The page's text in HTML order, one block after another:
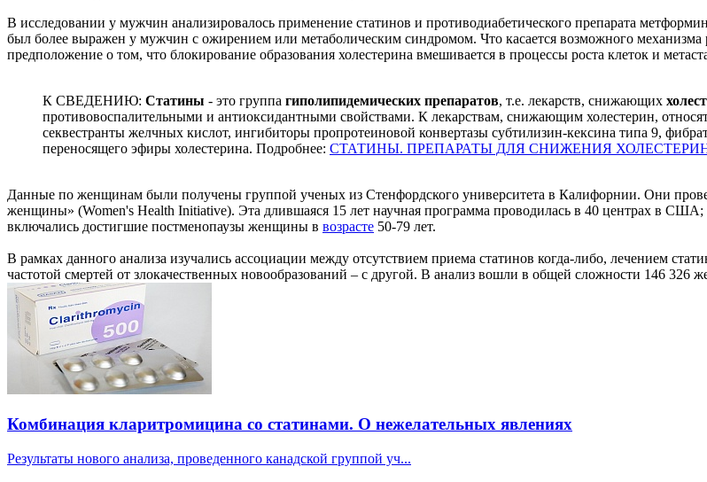
В исследовании у мужчин анализировалось применение статинов и противодиабетического препарата
был более выражен у мужчин с ожирением или метаболическим синдромом. Что касается возможного механизма
предположение о том, что блокирование образования холестерина вмешивается в процессы роста клеток и
К СВЕДЕНИЮ: Статины - это группа гиполипидемических препаратов, т.е. лекарств, снижающих
противовоспалительными и антиоксидантными свойствами. К лекарствам, снижающим холестерин,
секвестранты желчных кислот, ингибиторы пропротеиновой конвертазы субтилизин‐кексина типа 9,
переносящего эфиры холестерина. Подробнее: СТАТИНЫ. ПРЕПАРАТЫ ДЛЯ СНИЖЕНИЯ
Данные по женщинам были получены группой ученых из Стенфордского университета в Калифорнии. Они
женщины» (Women's Health Initiative). Эта длившаяся 15 лет научная программа проводилась в 40 центрах в
включались достигшие постменопаузы женщины в возрасте 50-79 лет.
В рамках данного анализа изучались ассоциации между отсутствием приема статинов когда-либо, лечением
частотой смертей от злокачественных новообразований – с другой. В анализ вошли в общей сложности 146 326
Комбинация кларитромицина со статинами. О нежелательных явлениях
Результаты нового анализа, проведенного канадской группой уч...